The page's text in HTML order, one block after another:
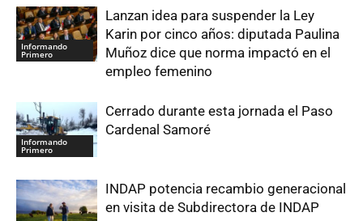
Informando
Primero
Lanzan idea para suspender la Ley
Karin por cinco años: diputada Paulina
Muñoz dice que norma impactó en el
empleo femenino
Informando
Primero
Cerrado durante esta jornada el Paso
Cardenal Samoré
INDAP potencia recambio generacional
en visita de Subdirectora de INDAP